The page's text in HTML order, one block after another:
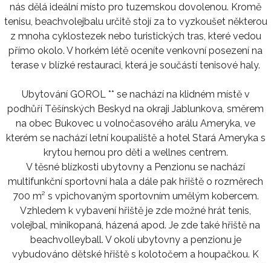
nás dělá ideální místo pro tuzemskou dovolenou. Kromě
tenisu, beachvolejbalu určitě stojí za to vyzkoušet některou
z mnoha cyklostezek nebo turistických tras, které vedou
přímo okolo. V horkém létě oceníte venkovní posezení na
terase v blízké restauraci, která je součástí tenisové haly.
Ubytování GOROL ** se nachází na klidném místě v
podhůří Těšínských Beskyd na okraji Jablunkova, směrem
na obec Bukovec u volnočasového arálu Ameryka, ve
kterém se nachází letní koupaliště a hotel Stará Ameryka s
krytou hernou pro děti a wellnes centrem.
V těsné blízkosti ubytovny a Penzionu se nachází
multifunkční sportovní hala a dále pak hřiště o rozměrech
700 m² s vpichovaným sportovním umělým kobercem.
Vzhledem k vybavení hřiště je zde možné hrát tenis,
volejbal, minikopaná, házená apod. Je zde také hřiště na
beachvolleyball. V okolí ubytovny a penzionu je
vybudováno dětské hřiště s kolotočem a houpačkou. K